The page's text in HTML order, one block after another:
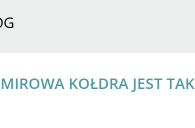
KOŁDRA JEST TAK